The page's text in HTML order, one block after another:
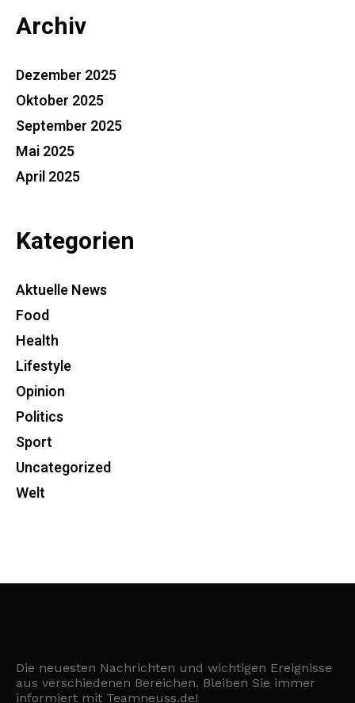
Archiv
Dezember 2025
Oktober 2025
September 2025
Mai 2025
April 2025
Kategorien
Aktuelle News
Food
Health
Lifestyle
Opinion
Politics
Sport
Uncategorized
Welt
Die neuesten Nachrichten und wichtigen Ereignisse
aus verschiedenen Bereichen. Bleiben Sie immer
informiert mit Teamneuss.de!